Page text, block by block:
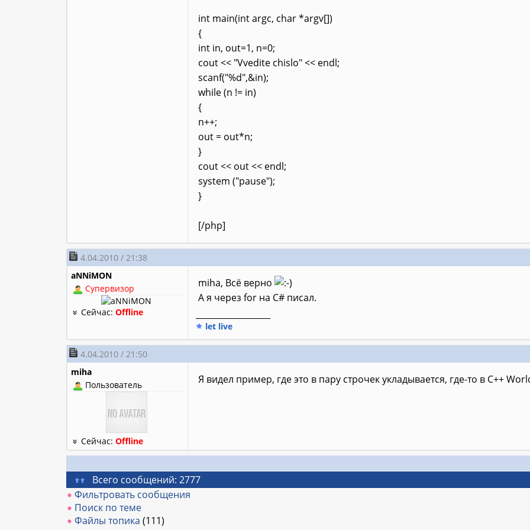
int main(int argc, char *argv[])
{
int in, out=1, n=0;
cout << "Vvedite chislo" << endl;
scanf("%d",&in);
while (n != in)
{
n++;
out = out*n;
}
cout << out << endl;
system ("pause");
}
[/php]
4.04.2010 / 21:38
aNNiMON
Супервизор
Сейчас:Offline
miha, Всё верно
А я через for на C# писал.
let live
4.04.2010 / 21:50
miha
Пользователь
Сейчас:Offline
Я видел пример, где это в пару строчек укладывается, где-то в C++
Всего сообщений: 2777
Фильтровать сообщения
Поиск по теме
Файлы топика (111)